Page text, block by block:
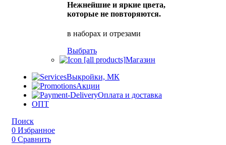
Нежнейшие и яркие цвета,
которые не повторяются.
в наборах и отрезами
Выбрать
Магазин
Выкройки, МК
Акции
Оплата и доставка
ОПТ
Поиск
0 Избранное
0 Сравнить